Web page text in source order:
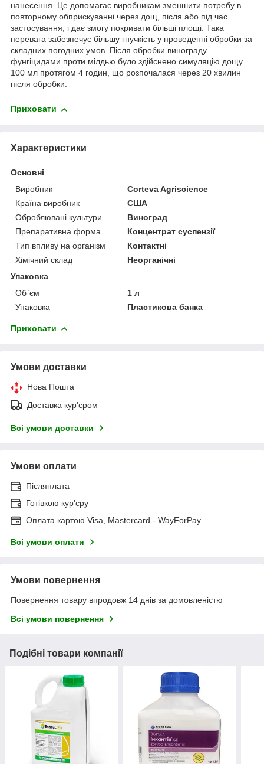
нанесення. Це допомагає виробникам зменшити потребу в
повторному обприскуванні через дощ, після або під час
застосування, і дає змогу покривати більші площі. Така
перевага забезпечує більшу гнучкість у проведенні обробки за
складних погодних умов. Після обробки винограду
фунгіцидами проти мілдью було здійснено симуляцію дощу
100 мл протягом 4 годин, що розпочалася через 20 хвилин
після обробки.
Приховати
Характеристики
Основні
Виробник
Corteva Agriscience
Країна виробник
США
Оброблювані культури.
Виноград
Препаративна форма
Концентрат суспензії
Тип впливу на організм
Контактні
Хімічний склад
Неорганічні
Упаковка
Об`єм
1 л
Упаковка
Пластикова банка
Приховати
Умови доставки
Нова Пошта
Доставка кур'єром
Всі умови доставки
Умови оплати
Післяплата
Готівкою кур'єру
Оплата картою Visa, Mastercard - WayForPay
Всі умови оплати
Умови повернення
Повернення товару впродовж 14 днів за домовленістю
Всі умови повернення
Подібні товари компанії